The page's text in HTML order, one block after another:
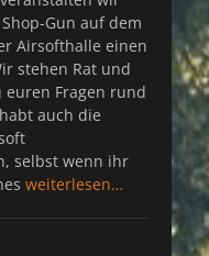
Gun auf dem
Airsofthalle einen
stehen Rat und
euren Fragen rund
auch die
selbst wenn ihr
weiterlesen…